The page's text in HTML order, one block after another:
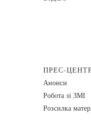
ПРЕС-
Анонси
Робота зі ЗМІ
Розсилка